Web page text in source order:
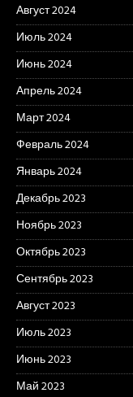
Август 2024
Июль 2024
Июнь 2024
Апрель 2024
Март 2024
Февраль 2024
Январь 2024
Декабрь 2023
Ноябрь 2023
Октябрь 2023
Сентябрь 2023
Август 2023
Июль 2023
Июнь 2023
Май 2023